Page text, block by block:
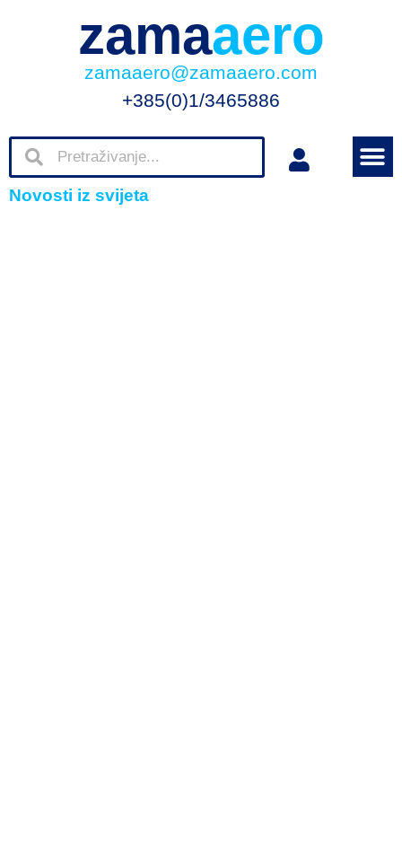
zamaaero
zamaaero@zamaaero.com
+385(0)1/3465886
Novosti iz svijeta